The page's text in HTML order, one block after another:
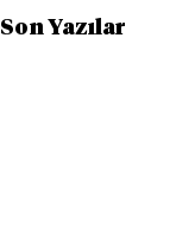
Son Yazılar